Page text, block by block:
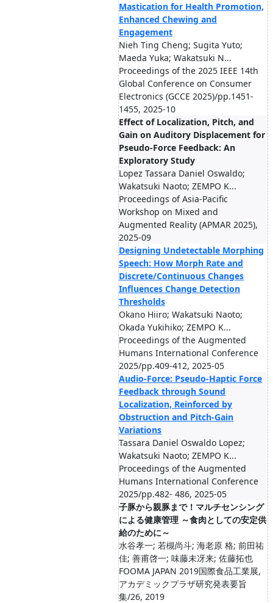
Mastication for Health Promotion,
Enhanced Chewing and
Engagement
Nieh Ting Cheng; Sugita Yuto;
Maeda Yuka; Wakatsuki N...
Proceedings of the 2025 IEEE 14th
Global Conference on Consumer
Electronics (GCCE 2025)/pp.1451-
1455, 2025-10
Effect of Localization, Pitch, and
Gain on Auditory Displacement for
Pseudo-Force Feedback: An
Exploratory Study
Lopez Tassara Daniel Oswaldo;
Wakatsuki Naoto; ZEMPO K...
Proceedings of Asia-Pacific
Workshop on Mixed and
Augmented Reality (APMAR 2025),
2025-09
Designing Undetectable Morphing
Speech: How Morph Rate and
Discrete/Continuous Changes
Influences Change Detection
Thresholds
Okano Hiiro; Wakatsuki Naoto;
Okada Yukihiko; ZEMPO K...
Proceedings of the Augmented
Humans International Conference
2025/pp.409-412, 2025-05
Audio-Force: Pseudo-Haptic Force
Feedback through Sound
Localization, Reinforced by
Obstruction and Pitch-Gain
Variations
Tassara Daniel Oswaldo Lopez;
Wakatsuki Naoto; ZEMPO K...
Proceedings of the Augmented
Humans International Conference
2025/pp.482- 486, 2025-05
子豚から親豚まで！マルチセンシング
による健康管理 ～食肉としての安定供
給のために～
水谷孝一; 若槻尚斗; 海老原 格; 前田祐
佳; 善甫啓一; 味藤未冴来; 佐藤拓也
FOOMA JAPAN 2019国際食品工業展,
アカデミックプラザ研究発表要旨
集/26, 2019